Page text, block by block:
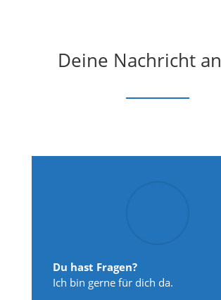
Deine Nachricht
Du hast Fragen?
Ich bin gerne für dich da.